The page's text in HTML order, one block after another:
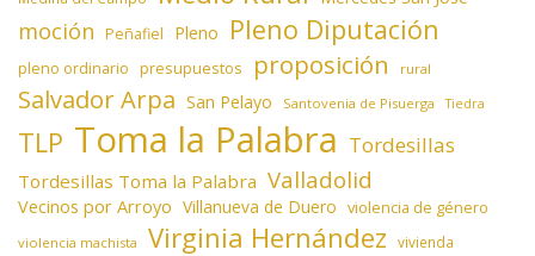
moción Peñafiel Pleno Pleno Diputación
pleno ordinario presupuestos proposición rural
Salvador Arpa San Pelayo Santovenia de Pisuerga Tiedra
TLP Toma la Palabra Tordesillas
Tordesillas Toma la Palabra Valladolid
Vecinos por Arroyo Villanueva de Duero violencia de género
violencia machista Virginia Hernández vivienda